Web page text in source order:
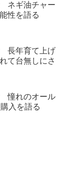
ネギ油チャー
性を語る
長年育て上げ
て台無しにさ
憧れのオール
入を語る